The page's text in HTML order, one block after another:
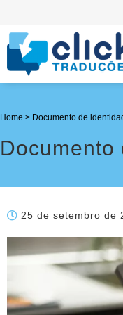
Home > Documento de
25 de setembro de